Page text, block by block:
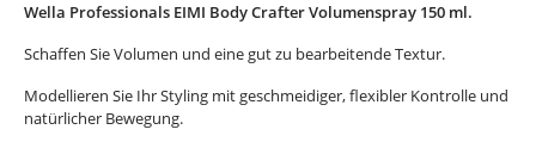
Wella Professionals EIMI Body Crafter Volumenspray 150 ml.
Schaffen Sie Volumen und eine gut zu bearbeitende Textur.
Modellieren Sie Ihr Styling mit geschmeidiger, flexibler Kontrolle und
natürlicher Bewegung.